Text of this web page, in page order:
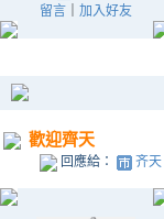
留言｜ 加入好友
歡迎齊天
回應給： 齐天